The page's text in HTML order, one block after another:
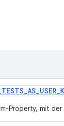
TESTS_AS_USER_
Property, mit